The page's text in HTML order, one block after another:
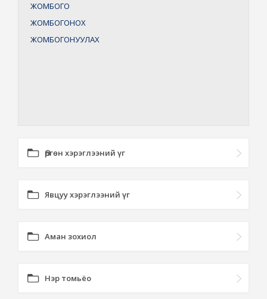
ЖОМБОГО
ЖОМБОГОНОХ
ЖОМБОГОНУУЛАХ
Өргөн хэрэглээний үг
Явцуу хэрэглээний үг
Аман зохиол
Нэр томьёо